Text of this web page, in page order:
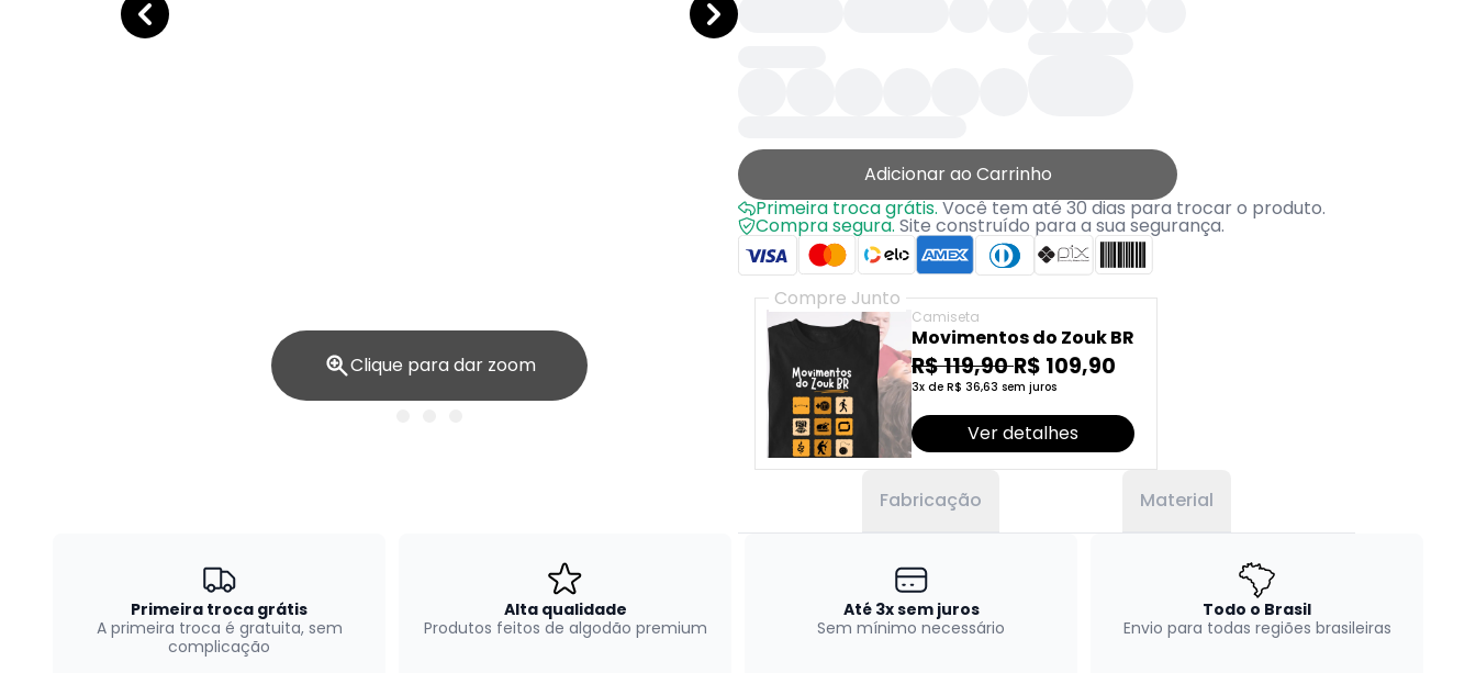
Clique para dar zoom
Adicionar ao Carrinho
Primeira troca grátis.Você tem até 30 dias para trocar o produto.
Compra segura.Site construído para a sua segurança.
Compre Junto
Camiseta
Movimentos do Zouk BR
R$ 119,90 R$ 109,90
3x de R$ 36,63 sem juros
Ver detalhes
Fabricação Material
Primeira troca grátis
A primeira troca é gratuita, sem
complicação
Alta qualidade
Produtos feitos de algodão premium
Até 3x sem juros
Sem mínimo necessário
Todo o Brasil
Envio para todas regiões brasileiras